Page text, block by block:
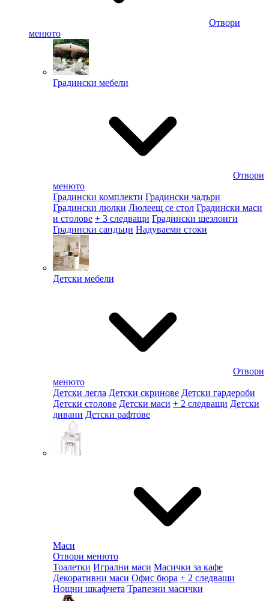
Отвори
менюто
Градински мебели
Отвори
менюто
Градински комплекти Градински чадъри
Градински люлки Люлеещ се стол Градински маси
и столове + 3 следващи Градински шезлонги
Градински сандъци Надуваеми стоки
Детски мебели
Отвори
менюто
Детски легла Детски скринове Детски гардероби
Детски столове Детски маси + 2 следващи Детски
дивани Детски рафтове
Маси
Отвори менюто
Тоалетки Игрални маси Масички за кафе
Декоративни маси Офис бюра + 2 следващи
Нощни шкафчета Трапезни масички